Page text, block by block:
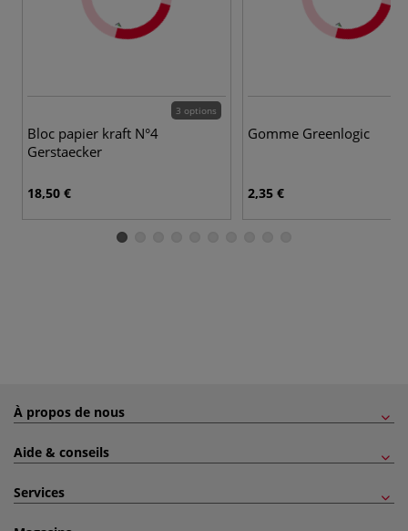
3 options
Bloc papier kraft N°4
Gerstaecker
18,50 €
Gomme Greenlogic
2,35 €
À propos de nous
Aide & conseils
Services